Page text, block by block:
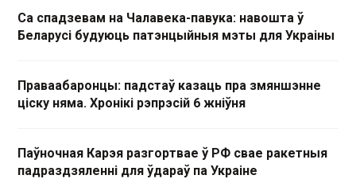
Са спадзевам на Чалавека-павука: навошта ў
Беларусі будуюць патэнцыйныя мэты для Украіны
Праваабаронцы: падстаў казаць пра змяншэнне
ціску няма. Хронікі рэпрэсій 6 жніўня
Паўночная Карэя разгортвае ў РФ свае ракетныя
падраздзяленні для ўдараў па Украіне